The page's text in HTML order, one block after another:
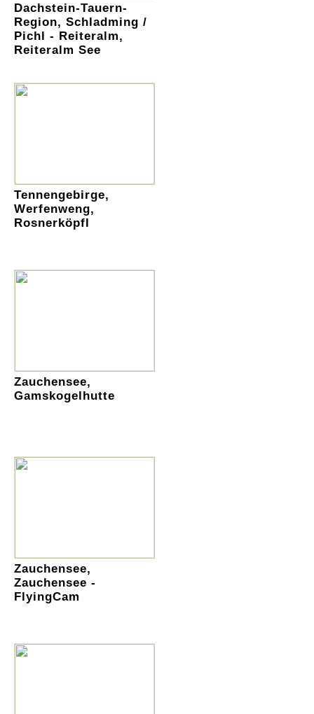
Dachstein-Tauern-
Region, Schladming /
Pichl - Reiteralm,
Reiteralm See
Tennengebirge,
Werfenweng,
Rosnerköpfl
Zauchensee,
Gamskogelhutte
Zauchensee,
Zauchensee -
FlyingCam